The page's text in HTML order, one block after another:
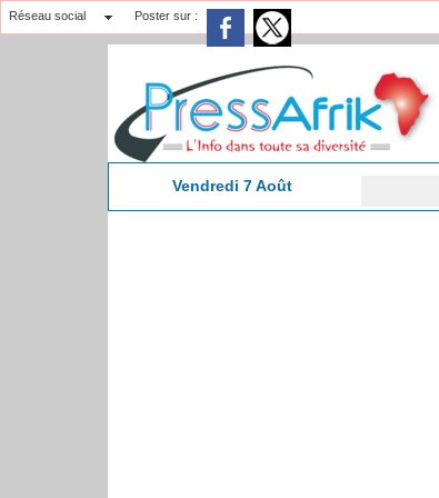
Réseau social Poster sur :
Vendredi 7 Août